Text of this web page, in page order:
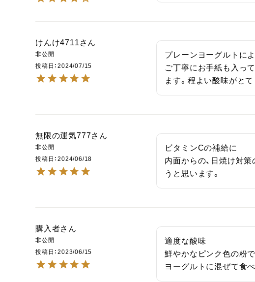
けんけ4711
非公開
投稿日
2024/07/15
プレーンヨーグルトによ
ご丁寧にお手紙も入っ
ます。程よい酸味がと
無限の運気777
非公開
投稿日
2024/06/18
ビタミンCの補給に
内面からの、日焼け対
うと思います。
購入者
非公開
投稿日
2023/06/15
適度な酸味
鮮やかなピンク色の粉
ヨーグルトに混ぜて食